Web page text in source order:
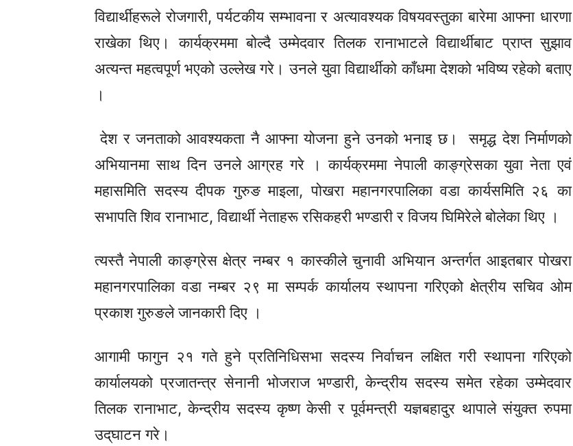
विद्यार्थीहरूले रोजगारी, पर्यटकीय सम्भावना र अत्यावश्यक विषयवस्तुका बारेमा आफ्ना धारणा
राखेका थिए। कार्यक्रममा बोल्दै उम्मेदवार तिलक रानाभाटले विद्यार्थीबाट प्राप्त सुझाव
अत्यन्त महत्वपूर्ण भएको उल्लेख गरे। उनले युवा विद्यार्थीको काँधमा देशको भविष्य रहेको बताए
।
देश र जनताको आवश्यकता नै आफ्ना योजना हुने उनको भनाइ छ। समृद्ध देश निर्माणको
अभियानमा साथ दिन उनले आग्रह गरे । कार्यक्रममा नेपालीकाङ्ग्रेसकायुवा नेता एवं
महासमिति सदस्य दीपक गुरुङ माइला, पोखरा महानगरपालिका वडा कार्यसमिति २६ का
सभापति शिव रानाभाट, विद्यार्थी नेताहरूरसिकहरीभण्डारी र विजय घिमिरेले बोलेका थिए ।
त्यस्तै नेपालीकाङ्ग्रेसक्षेत्र नम्बर १ कास्कीले चुनावी अभियान अन्तर्गत आइतबार पोखरा
महानगरपालिका वडा नम्बर २९ मा सम्पर्क कार्यालय स्थापना गरिएको क्षेत्रीय सचिव ओम
प्रकाश गुरुङले जानकारी दिए ।
आगामी फागुन २१ गते हुने प्रतिनिधिसभा सदस्य निर्वाचन लक्षित गरी स्थापना गरिएको
कार्यालयको प्रजातन्त्र सेनानी भोजराज भण्डारी, केन्द्रीय सदस्य समेत रहेका उम्मेदवार
तिलक रानाभाट, केन्द्रीय सदस्य कृष्ण केसी र पूर्वमन्त्री यज्ञबहादुर थापाले संयुक्त रुपमा
उद्‌घाटनगरे।